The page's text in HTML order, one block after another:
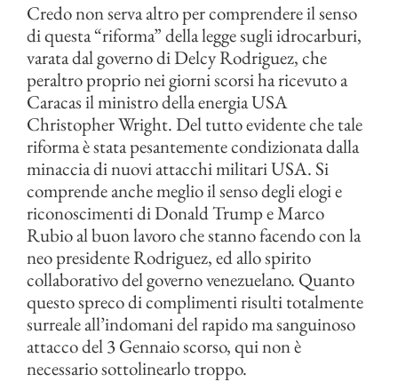
Credo non serva altro per comprendere il senso
di questa “riforma” della legge sugli idrocarburi,
varata dal governo di Delcy Rodriguez, che
peraltro proprio nei giorni scorsi ha ricevuto a
Caracas il ministro della energia USA
Christopher Wright. Del tutto evidente che tale
riforma è stata pesantemente condizionata dalla
minaccia di nuovi attacchi militari USA. Si
comprende anche meglio il senso degli elogi e
riconoscimenti di Donald Trump e Marco
Rubio al buon lavoro che stanno facendo con la
neo presidente Rodriguez, ed allo spirito
collaborativo del governo venezuelano. Quanto
questo spreco di complimenti risulti totalmente
surreale all’indomani del rapido ma sanguinoso
attacco del 3 Gennaio scorso, qui non è
necessario sottolinearlo troppo.